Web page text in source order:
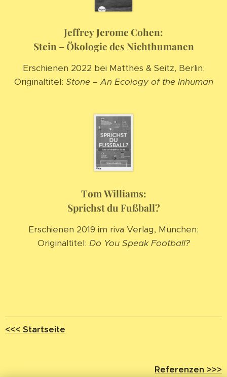
Jeffrey Jerome Cohen:
Stein – Ökologie des Nichthumanen
Erschienen 2022 bei Matthes & Seitz, Berlin;
Originaltitel: Stone – An Ecology of the Inhuman
Tom Williams:
Sprichst du Fußball?
Erschienen 2019 im riva Verlag, München;
Originaltitel: Do You Speak Football?
<<< Startseite
Referenzen >>>